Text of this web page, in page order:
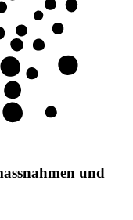
und